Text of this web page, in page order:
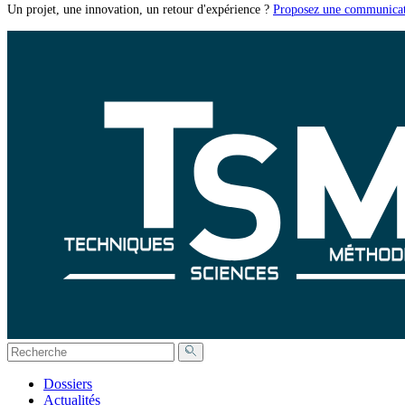
Un projet, une innovation, un retour d'expérience ? Proposez une
Dossiers
Actualités